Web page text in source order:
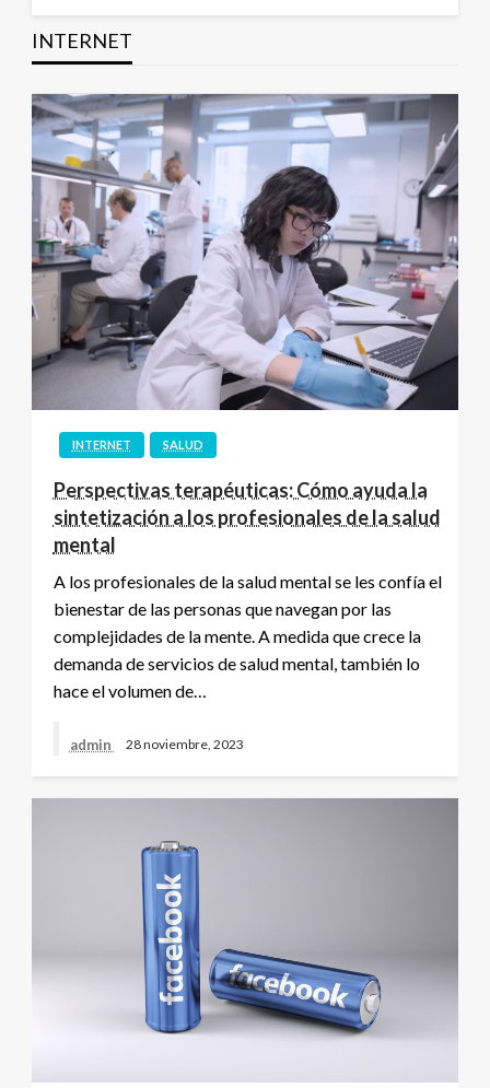
INTERNET
INTERNET SALUD
Perspectivas terapéuticas: Cómo ayuda la
sintetización a los profesionales de la salud
mental
A los profesionales de la salud mental se les confía el
bienestar de las personas que navegan por las
complejidades de la mente. A medida que crece la
demanda de servicios de salud mental, también lo
hace el volumen de…
admin 28 noviembre, 2023